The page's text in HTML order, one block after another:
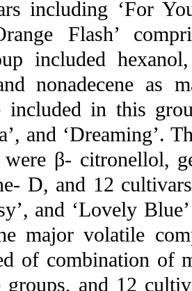
including ‘For
Flash’
included
nonadecene as
included in this
and ‘Dreaming’.
were β- citronellol,
D, and 12
and ‘Lovely
major volatile
of combination of
groups, and 12